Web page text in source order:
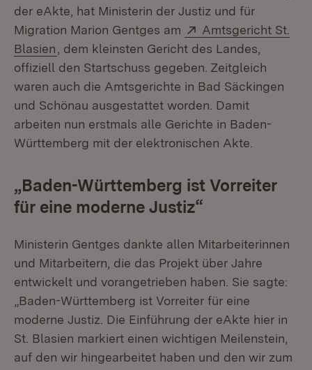
der eAkte, hat Ministerin der Justiz und für
Migration Marion Gentges am
Extern:
Amtsgericht St.
Blasien (Öffnet in neuem Fenster)
, dem kleinsten Gericht des Landes,
offiziell den Startschuss gegeben. Zeitgleich
waren auch die Amtsgerichte in Bad Säckingen
und Schönau ausgestattet worden. Damit
arbeiten nun erstmals alle Gerichte in Baden-
Württemberg mit der elektronischen Akte.
„Baden-Württemberg ist Vorreiter
für eine moderne Justiz“
Ministerin Gentges dankte allen Mitarbeiterinnen
und Mitarbeitern, die das Projekt über Jahre
entwickelt und vorangetrieben haben. Sie sagte:
„Baden-Württemberg ist Vorreiter für eine
moderne Justiz. Die Einführung der eAkte hier in
St. Blasien markiert einen wichtigen Meilenstein,
auf den wir hingearbeitet haben und den wir zum